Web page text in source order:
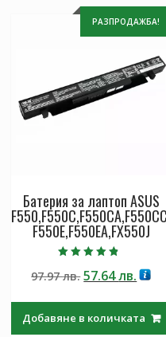
РАЗПРОДАЖБА!
Батерия за лаптоп ASUS
F550E,F550EA,FX550J
4.50
от 5
97.97лв.Original
97.97 лв..
57.64лв.
Добавяне в количката